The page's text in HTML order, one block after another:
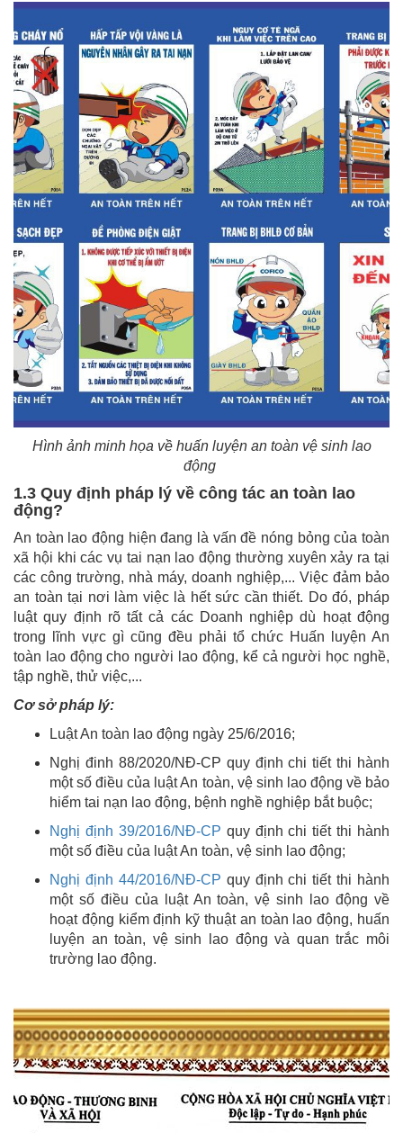
Hình ảnh minh họa về huấn luyện an toàn vệ sinh lao
động
1.3 Quy định pháp lý về công tác an toàn lao
động?
An toàn lao động hiện đang là vấn đề nóng bỏng của toàn
xã hội khi các vụ tai nạn lao động thường xuyên xảy ra tại
các công trường, nhà máy, doanh nghiệp,... Việc đảm bảo
an toàn tại nơi làm việc là hết sức cần thiết. Do đó, pháp
luật quy định rõ tất cả các Doanh nghiệp dù hoạt động
trong lĩnh vực gì cũng đều phải tổ chức Huấn luyện An
toàn lao động cho người lao động, kể cả người học nghề,
tập nghề, thử việc,...
Cơ sở pháp lý:
Luật An toàn lao động ngày 25/6/2016;
Nghị đinh 88/2020/NĐ-CP quy định chi tiết thi hành
một số điều của luật An toàn, vệ sinh lao động về bảo
hiểm tai nạn lao động, bệnh nghề nghiệp bắt buộc;
Nghị định 39/2016/NĐ-CP quy định chi tiết thi hành
một số điều của luật An toàn, vệ sinh lao động;
Nghị định 44/2016/NĐ-CP quy định chi tiết thi hành
một số điều của luật An toàn, vệ sinh lao động về
hoạt động kiểm định kỹ thuật an toàn lao động, huấn
luyện an toàn, vệ sinh lao động và quan trắc môi
trường lao động.